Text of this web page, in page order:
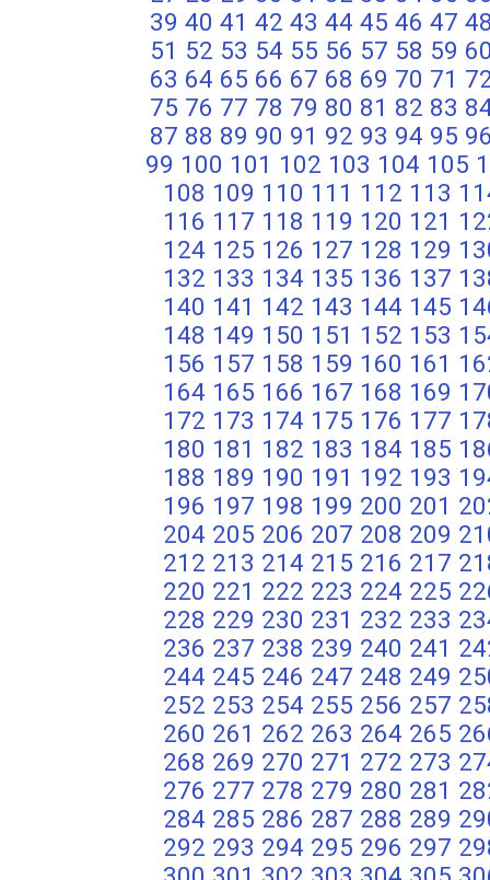
39 40 41 42 43 44 45 46 47
51 52 53 54 55 56 57 58 59
63 64 65 66 67 68 69 70 71
75 76 77 78 79 80 81 82 83
87 88 89 90 91 92 93 94 95
99 100 101 102 103 104 105
108 109 110 111 112 113
116 117 118 119 120 121
124 125 126 127 128 129
132 133 134 135 136 137
140 141 142 143 144 145
148 149 150 151 152 153
156 157 158 159 160 161
164 165 166 167 168 169
172 173 174 175 176 177
180 181 182 183 184 185
188 189 190 191 192 193
196 197 198 199 200 201
204 205 206 207 208 209
212 213 214 215 216 217
220 221 222 223 224 225
228 229 230 231 232 233
236 237 238 239 240 241
244 245 246 247 248 249
252 253 254 255 256 257
260 261 262 263 264 265
268 269 270 271 272 273
276 277 278 279 280 281
284 285 286 287 288 289
292 293 294 295 296 297